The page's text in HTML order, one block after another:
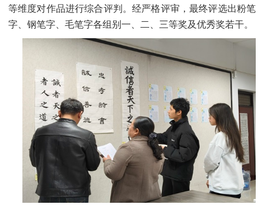
等维度对作品进行综合评判。经严格评审，最终评选出粉笔
字、钢笔字、毛笔字各组别一、二、三等奖及优秀奖若干。